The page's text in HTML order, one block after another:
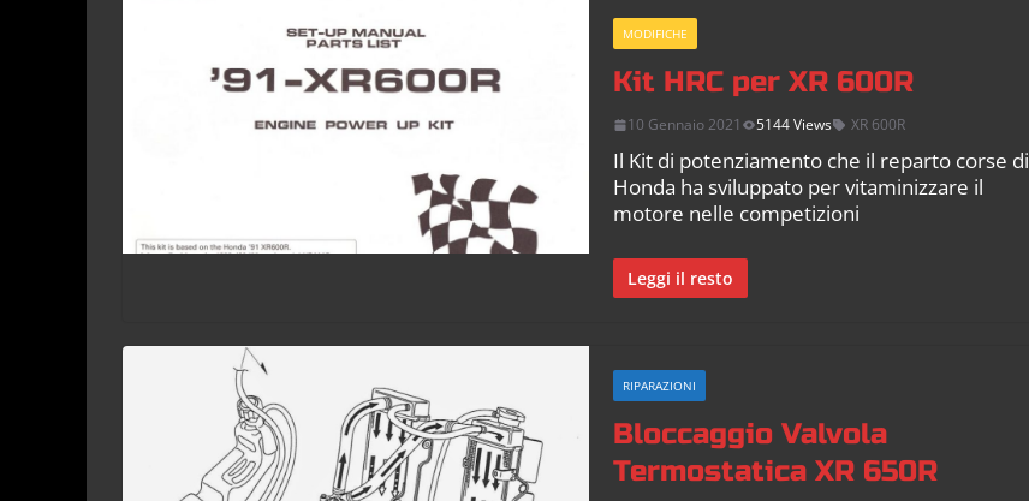
MODIFICHE
Kit HRC per XR 600R
10 Gennaio 2021 5144 Views XR 600R
Il Kit di potenziamento che il reparto corse di
Honda ha sviluppato per vitaminizzare il
motore nelle competizioni
Leggi il resto
RIPARAZIONI
Bloccaggio Valvola
Termostatica XR 650R